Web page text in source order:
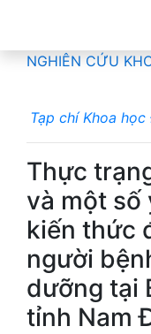
NGHIÊN CỨU
Tạp chí Khoa
Thực
và một số
kiến thức
người
dưỡng tại
tỉnh Nam